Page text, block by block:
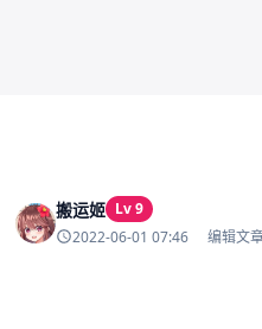
搬运姬 Lv 9
2022-06-01 07:46
编辑文